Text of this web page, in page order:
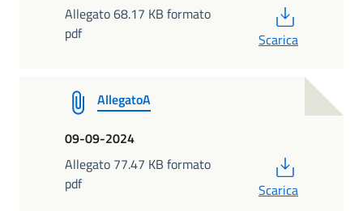
Allegato 68.17 KB formato
pdf
Scarica
AllegatoA
09-09-2024
Allegato 77.47 KB formato
pdf
Scarica